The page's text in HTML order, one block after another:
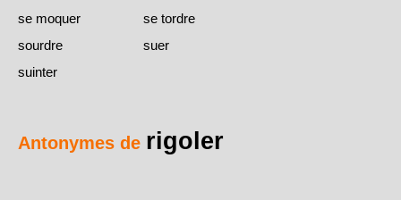
se moquer
se tordre
sourdre
suer
suinter
Antonymes de rigoler